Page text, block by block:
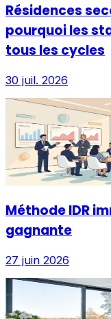
Résidences
pourquoi les
tous les cycles
30 juil. 2026
Méthode IDR
gagnante
27 juin 2026